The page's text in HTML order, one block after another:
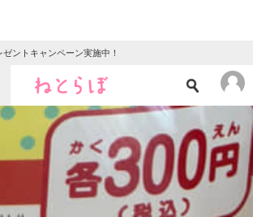
ントキャンペーン実施中！
クイズ
地域